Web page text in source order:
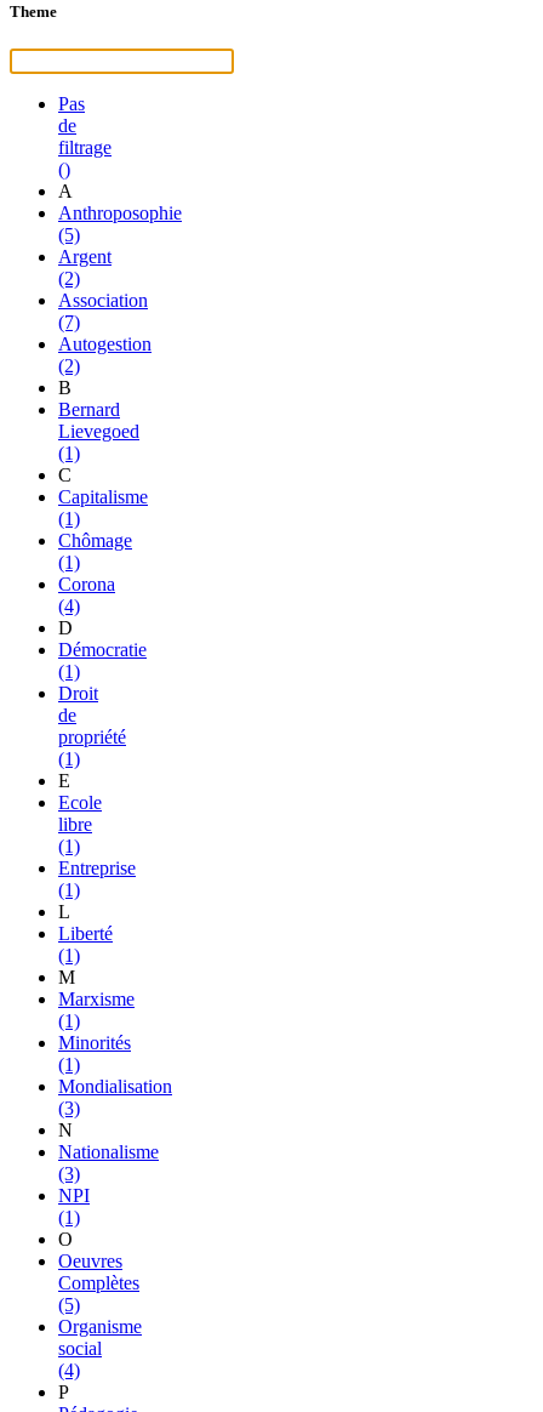
Theme
Pas
de
filtrage
()
A
Anthroposophie
(5)
Argent
(2)
Association
(7)
Autogestion
(2)
B
Bernard
Lievegoed
(1)
C
Capitalisme
(1)
Chômage
(1)
Corona
(4)
D
Démocratie
(1)
Droit
de
propriété
(1)
E
Ecole
libre
(1)
Entreprise
(1)
L
Liberté
(1)
M
Marxisme
(1)
Minorités
(1)
Mondialisation
(3)
N
Nationalisme
(3)
NPI
(1)
O
Oeuvres
Complètes
(5)
Organisme
social
(4)
P